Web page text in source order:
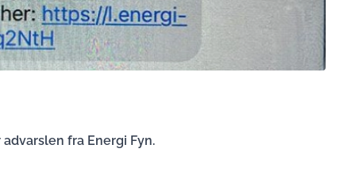
fra Energi Fyn.